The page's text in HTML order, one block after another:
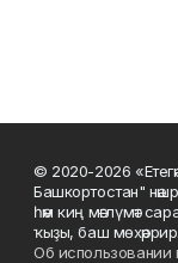
© 2020-2026
Башкортостан"
һәм киң мәғлүмәт
ҡыҙы, баш мөхәррир.
Об использовании